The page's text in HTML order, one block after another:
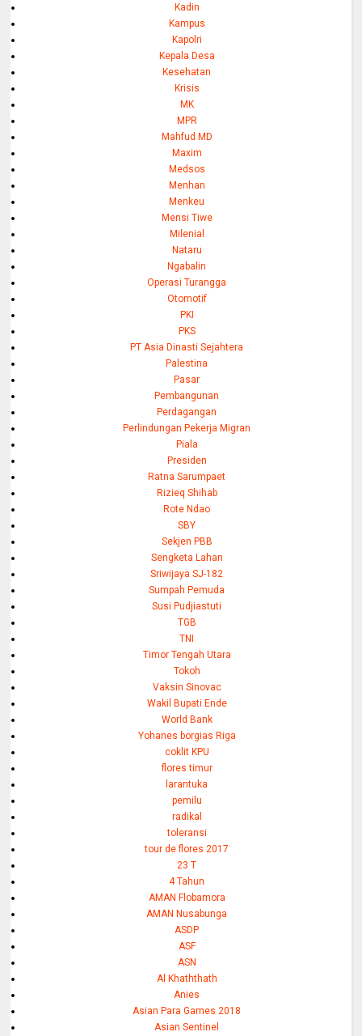
Kadin
Kampus
Kapolri
Kepala Desa
Kesehatan
Krisis
MK
MPR
Mahfud MD
Maxim
Medsos
Menhan
Menkeu
Mensi Tiwe
Milenial
Nataru
Ngabalin
Operasi Turangga
Otomotif
PKI
PKS
PT Asia Dinasti Sejahtera
Palestina
Pasar
Pembangunan
Perdagangan
Perlindungan Pekerja Migran
Piala
Presiden
Ratna Sarumpaet
Rizieq Shihab
Rote Ndao
SBY
Sekjen PBB
Sengketa Lahan
Sriwijaya SJ-182
Sumpah Pemuda
Susi Pudjiastuti
TGB
TNI
Timor Tengah Utara
Tokoh
Vaksin Sinovac
Wakil Bupati Ende
World Bank
Yohanes borgias Riga
coklit KPU
flores timur
larantuka
pemilu
radikal
toleransi
tour de flores 2017
23 T
4 Tahun
AMAN Flobamora
AMAN Nusabunga
ASDP
ASF
ASN
Al Khaththath
Anies
Asian Para Games 2018
Asian Sentinel